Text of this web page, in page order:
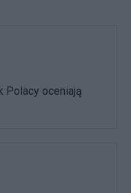
Polacy oceniają